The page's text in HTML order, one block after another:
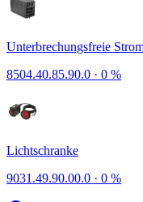
Unterbrechungsfreie
8504.40.85.90.0 · 0 %
Lichtschranke
9031.49.90.00.0 · 0 %